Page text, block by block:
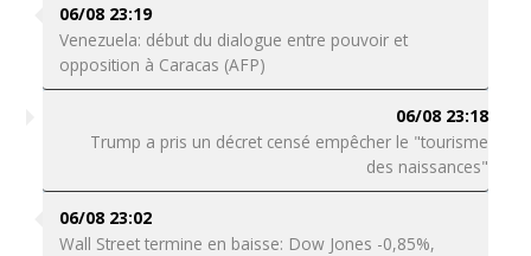
06/08 23:19
Venezuela: début du dialogue entre pouvoir et
opposition à Caracas (AFP)
06/08 23:18
Trump a pris un décret censé empêcher le "tourisme
des naissances"
06/08 23:02
Wall Street termine en baisse: Dow Jones -0,85%,